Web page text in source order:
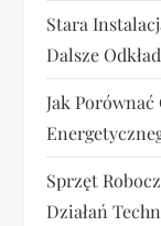
u
Stara
Dalsze
Jak
Sprzęt
Działań